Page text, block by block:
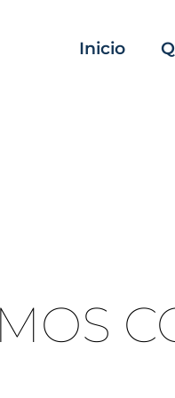
Inicio